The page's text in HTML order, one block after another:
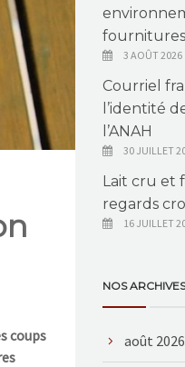
coups
fournitures
3 AOÛT 2026
Courriel
l’identité
l’ANAH
30 JUILLET
Lait cru et
regards
16 JUILLET
NOS ARCHIVES
août 2026